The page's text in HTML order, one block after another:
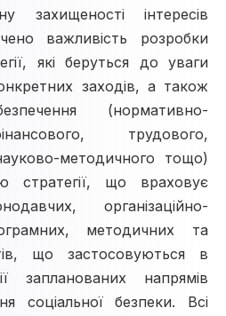
захищеності інтересів
важливість розробки
які беруться до уваги
заходів, а також
(нормативно-
трудового,
методичного тощо)
стратегії, що враховує
організаційно-
методичних та
що застосовуються в
запланованих напрямів
соціальної безпеки. Всі